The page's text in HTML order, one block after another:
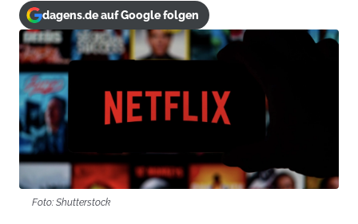
dagens.de auf Google folgen
Foto: Shutterstock